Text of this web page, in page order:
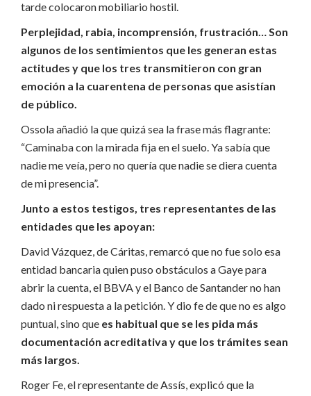
tarde colocaron mobiliario hostil.
Perplejidad, rabia, incomprensión, frustración… Son
algunos de los sentimientos que les generan estas
actitudes y que los tres transmitieron con gran
emoción a la cuarentena de personas que asistían
de público.
Ossola añadió la que quizá sea la frase más flagrante:
“Caminaba con la mirada fija en el suelo. Ya sabía que
nadie me veía, pero no quería que nadie se diera cuenta
de mi presencia”.
Junto a estos testigos, tres representantes de las
entidades que les apoyan:
David Vázquez, de Cáritas, remarcó que no fue solo esa
entidad bancaria quien puso obstáculos a Gaye para
abrir la cuenta, el BBVA y el Banco de Santander no han
dado ni respuesta a la petición. Y dio fe de que no es algo
puntual, sino que es habitual que se les pida más
documentación acreditativa y que los trámites sean
más largos.
Roger Fe, el representante de Assís, explicó que la